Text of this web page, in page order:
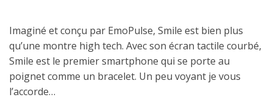
Imaginé et conçu par EmoPulse, Smile est bien plus
qu’une montre high tech. Avec son écran tactile courbé,
Smile est le premier smartphone qui se porte au
poignet comme un bracelet. Un peu voyant je vous
l’accorde…